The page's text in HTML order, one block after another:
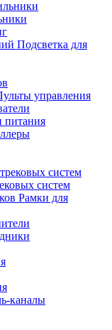
Подсветка для
управления
питания
систем
Рамки для
каналы